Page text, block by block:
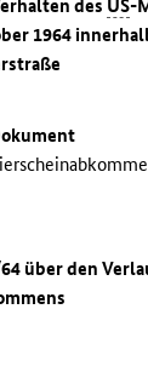
des US-
1964
über den